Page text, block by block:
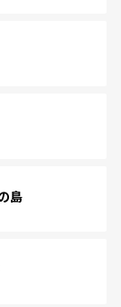
島